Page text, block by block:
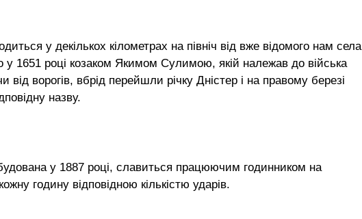
у декількох кілометрах на північ від вже відомого нам села
у 1651 році козаком Якимом Сулимою, якій належав до війська
від ворогів, вбрід перейшли річку Дністер і на правому березі
назву.
у 1887 році, славиться працюючим годинником на
годину відповідною кількістю ударів.